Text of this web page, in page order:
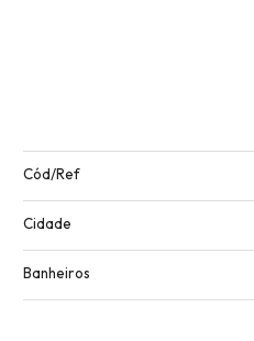
Cód/Ref
Cidade
Banheiros